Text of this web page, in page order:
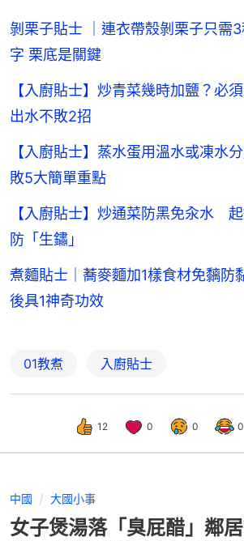
剝栗子貼士 ｜連衣帶殼剝栗子只需
字 栗底是關鍵
【入廚貼士】炒青菜幾時加鹽？必
出水不敗2招
【入廚貼士】蒸水蛋用溫水或凍水
敗5大簡單重點
【入廚貼士】炒通菜防黑免汆水
防「生鏽」
煮麵貼士｜蕎麥麵加1樣食材免黐
後具1神奇功效
01教煮 入廚貼士
12 0 0 0
中國 大國小事
女子煲湯落「臭屁醋」鄰